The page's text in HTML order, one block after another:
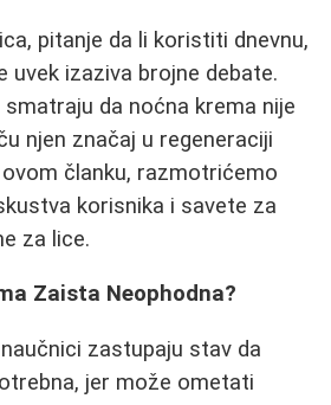
pitanje da li koristiti dnevnu,
uvek izaziva brojne debate.
da noćna krema nije
njen značaj u regeneraciji
članku, razmotrićemo
korisnika i savete za
za lice.
Zaista Neophodna?
zastupaju stav da
jer može ometati